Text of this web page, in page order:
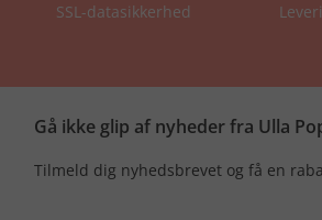
SSL-datasikkerhed
Gå ikke glip af nyheder fra Ulla
Tilmeld dig nyhedsbrevet og få en